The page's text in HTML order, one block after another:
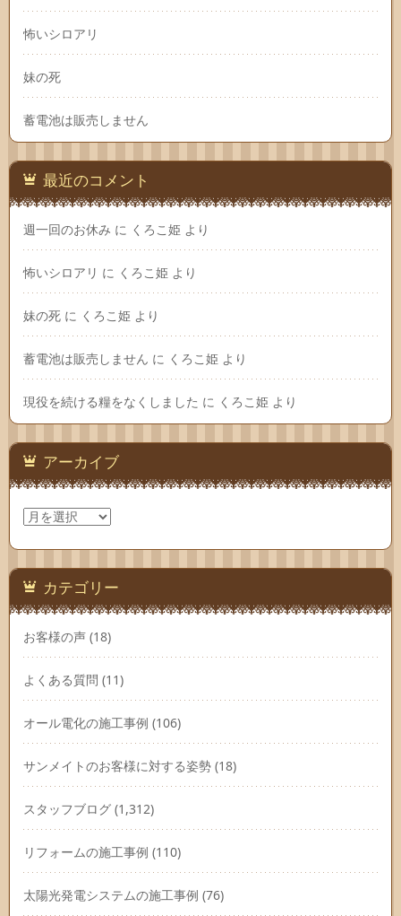
怖いシロアリ
妹の死
蓄電池は販売しません
最近のコメント
週一回のお休み に くろこ姫 より
怖いシロアリ に くろこ姫 より
妹の死 に くろこ姫 より
蓄電池は販売しません に くろこ姫 より
現役を続ける糧をなくしました に くろこ姫 より
アーカイブ
ア
ー
カ
イ
ブ カテゴリー
お客様の声 (18)
よくある質問 (11)
オール電化の施工事例 (106)
サンメイトのお客様に対する姿勢 (18)
スタッフブログ (1,312)
リフォームの施工事例 (110)
太陽光発電システムの施工事例 (76)